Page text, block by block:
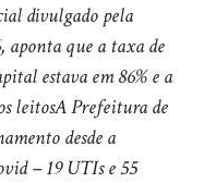
divulgado pela
que a taxa de
estava em 86% e a
leitosA Prefeitura de
desde a
– 19 UTIs e 55